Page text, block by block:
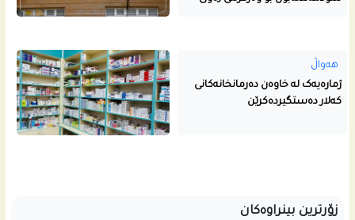
هەواڵ
ژمارەیەک لە خاوەن دەرمانخانەکانی
کەلار دەستگیردەکرێن
زۆرترین بینراوەکان